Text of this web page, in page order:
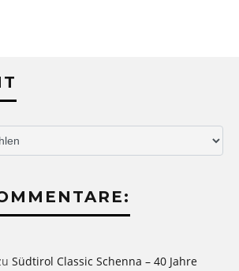
Südtirol Classic Schenna – 40 Jahre